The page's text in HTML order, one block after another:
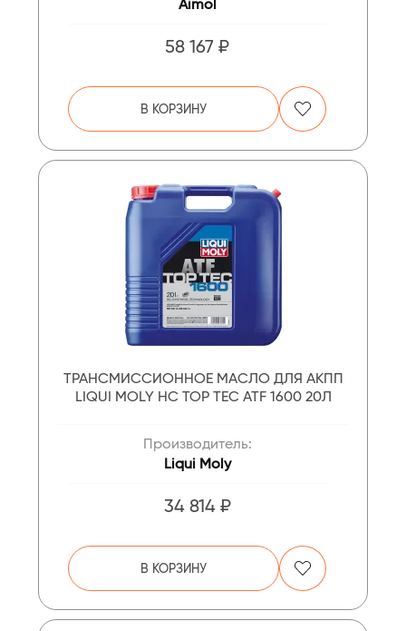
Aimol
58 167 ₽
В КОРЗИНУ
ТРАНСМИССИОННОЕ МАСЛО ДЛЯ АКПП
LIQUI MOLY НС TOP TEC ATF 1600 20Л
Производитель:
Liqui Moly
34 814 ₽
В КОРЗИНУ